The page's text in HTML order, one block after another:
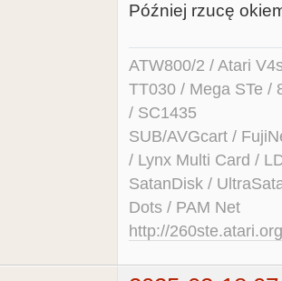
Później rzucę
ATW800/2 / Atari
TT030 / Mega STe /
/ SC1435
SUB/AVGcart /
/ Lynx Multi Card /
SatanDisk /
Dots / PAM Net
http://260ste.atari.org